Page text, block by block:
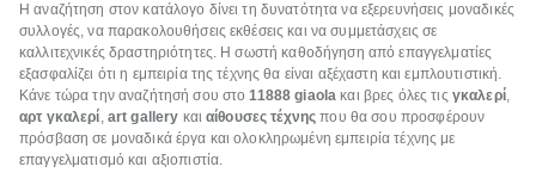
Η αναζήτηση στον κατάλογο δίνει τη δυνατότητα να εξερευνήσεις μοναδικές
συλλογές, να παρακολουθήσεις εκθέσεις και να συμμετάσχεις σε
καλλιτεχνικές δραστηριότητες. Η σωστή καθοδήγηση από επαγγελματίες
εξασφαλίζει ότι η εμπειρία της τέχνης θα είναι αξέχαστη και εμπλουτιστική.
Κάνε τώρα την αναζήτησή σου στο11888 giaola και βρες όλες τις γκαλερί,
αρτ γκαλερί, art gallery καιαίθουσες τέχνης που θα σου προσφέρουν
πρόσβαση σε μοναδικά έργα και ολοκληρωμένη εμπειρία τέχνης με
επαγγελματισμό και αξιοπιστία.